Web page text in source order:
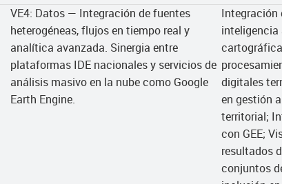
VE4: Datos — Integración de fuentes
heterogéneas, flujos en tiempo real y
analítica avanzada. Sinergia entre
plataformas IDE nacionales y servicios de
análisis masivo en la nube como Google
Earth Engine.
Integración
digitales
en gestión
territorial;
con GEE;
resultados
conjuntos